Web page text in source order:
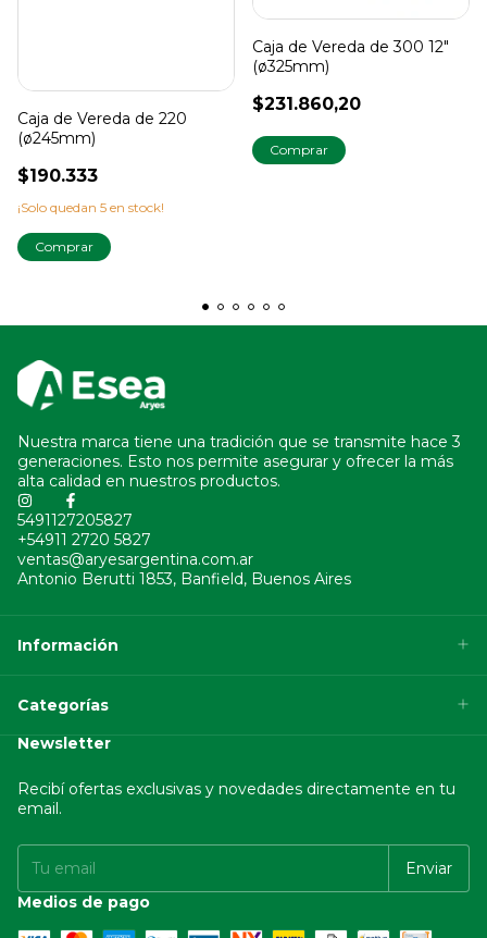
Caja de Vereda de 220
(ø245mm)
$190.333
¡Solo quedan 5 en stock!
Caja de Vereda de 300 12"
(ø325mm)
$231.860,20
Nuestra marca tiene una tradición que se transmite hace 3
generaciones. Esto nos permite asegurar y ofrecer la más
alta calidad en nuestros productos.
5491127205827
+54911 2720 5827
ventas@aryesargentina.com.ar
Antonio Berutti 1853, Banfield, Buenos Aires
Información
Categorías
Newsletter
Recibí ofertas exclusivas y novedades directamente en tu
email.
Medios de pago